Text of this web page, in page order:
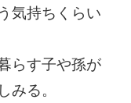
気持ちくらい
らす子や孫が
みる。